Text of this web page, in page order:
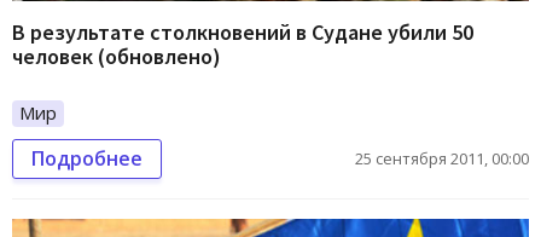
В результате столкновений в Судане убили 50
человек (обновлено)
Мир
Подробнее 25 сентября 2011, 00:00